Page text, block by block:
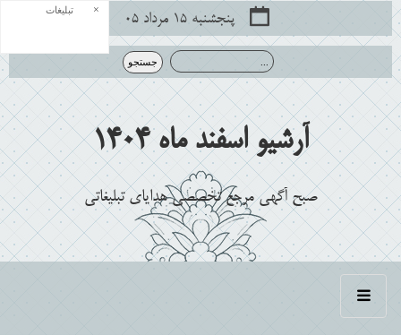
پنجشنبه ۱۵ مرداد ۰۵
آرشیو اسفند ماه 1404
صبح آگهی مرجع تخصصی هدایای تبلیغاتی
تبلیغات ×